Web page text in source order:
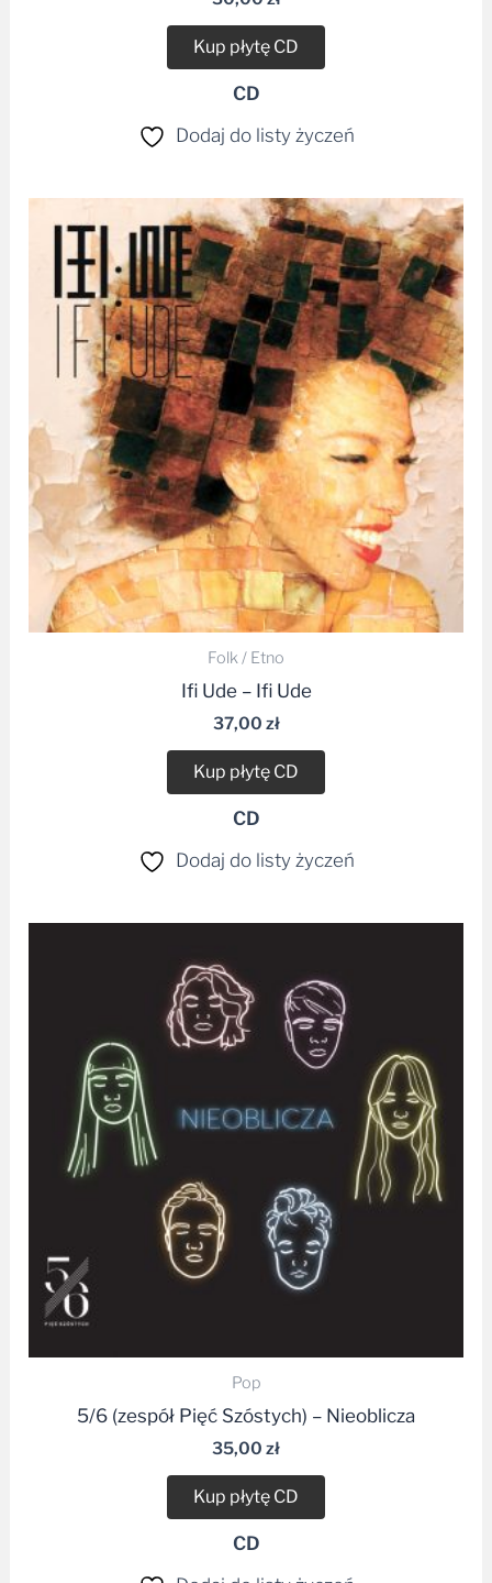
Kup płytę CD
CD
Dodaj do listy życzeń
Folk / Etno
Ifi Ude – Ifi Ude
37,00zł
Kup płytę CD
CD
Dodaj do listy życzeń
5/6 (zespół Pięć Szóstych) – Nieoblicza
35,00zł
Kup płytę CD
CD
Dodaj do listy życzeń